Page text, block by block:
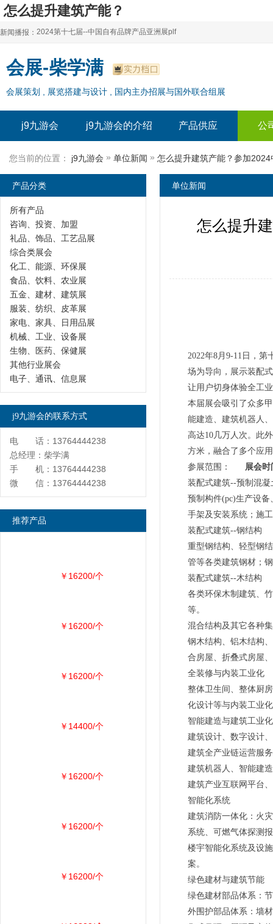
怎么提升建筑产能？
参加2024中国集成装配式建材展需要具备什么
新闻播报：
2024上海自有品牌展--百货展|食品展 零售展|oem展
2024全球自有--品牌产品亚洲展（plf）
2024上海自有品牌展--2024上海oem 贴牌代加工展
2024第十七届--中国自有品牌产品亚洲展plf
2024全球自有--品牌产品亚洲展（plf）
2024年上海--第17届自有品牌展
会展-柴学满
会展策划 , 展览搭建与设计 , 国内主办招展与国外联合组展
j9九游会 j9九游会的介绍 产品供应 公
您当前的位置： j9九游会 » 单位新闻 »
单位新闻
怎么提升
2022年8月9-11日，
场为导向，展示装配
让用户切身体验全工
本届展会吸引了众多
能建造、建筑机器人
高达10几万人次。此
方米，融合了多个应
参展范围： 展会时
装配式建筑--预制混凝
预制构件(pc)生产设
手架及安装系统；施
装配式建筑--钢结构
重型钢结构、轻型钢
管等各类建筑钢材；
装配式建筑--木结构
各类环保木制建筑、
等。
混合结构及其它各种
钢木结构、铝木结构
合房屋、折叠式房屋
全装修与内装工业化
整体卫生间、整体厨
化设计等与内装工业
智能建造与建筑工业
建筑设计、数字设计
建筑全产业链运营服
建筑机器人、智能建
建筑产业互联网平台
智能化系统
建筑消防一体化：火
系统、可燃气体探测
楼宇智能化系统及设
案。
绿色建材与建筑节能
绿色建材部品体系：
外围护部品体系：墙
产品分类
所有产品
咨询、投资、加盟
礼品、饰品、工艺品展
综合类展会
化工、能源、环保展
食品、饮料、农业展
五金、建材、建筑展
服装、纺织、皮革展
家电、家具、日用品展
机械、工业、设备展
生物、医药、保健展
其他行业展会
电子、通讯、信息展
j9九游会的联系方式
电 话：13764444238
总经理：柴学满
手 机：13764444238
微 信：13764444238
推荐产品
￥16200/个
￥16200/个
￥16200/个
￥14400/个
￥16200/个
￥16200/个
￥16200/个